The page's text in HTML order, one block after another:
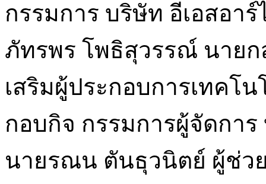
กรรมการ บริษัท อีเอสอา
ภัทรพร โพธิสุวรรณ์ นาย
เสริมผู้ประกอบการเทคโ
กอบกิจ กรรมการผู้จัดกา
นายรณน ตันธุวนิตย์ ผู้ช่ว